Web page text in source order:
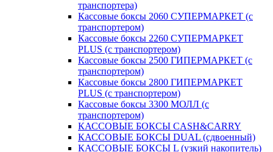
транспортера)
Кассовые боксы 2060 СУПЕРМАРКЕТ (с
транспортером)
Кассовые боксы 2260 СУПЕРМАРКЕТ
PLUS (с транспортером)
Кассовые боксы 2500 ГИПЕРМАРКЕТ (с
транспортером)
Кассовые боксы 2800 ГИПЕРМАРКЕТ
PLUS (с транспортером)
Кассовые боксы 3300 МОЛЛ (с
транспортером)
КАССОВЫЕ БОКСЫ CASH&CARRY
КАССОВЫЕ БОКСЫ DUAL (сдвоенный)
КАССОВЫЕ БОКСЫ L (узкий накопитель)